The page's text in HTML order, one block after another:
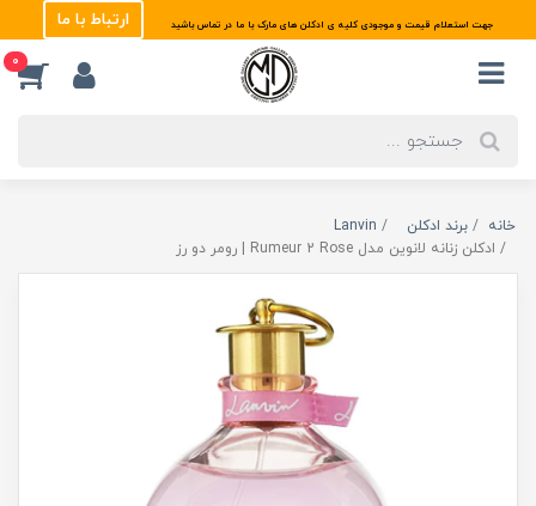
جهت استعلام قیمت و موجودی کلیه ی ادکلن های مارک با ما در تماس باشید ارتباط با ما
0
خانه برند ادکلن
Lanvin
ادکلن زنانه لانوین مدل Rumeur 2 Rose | رومر دو رز